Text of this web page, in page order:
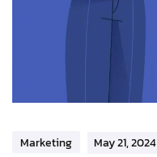
Marketing May 21, 2024